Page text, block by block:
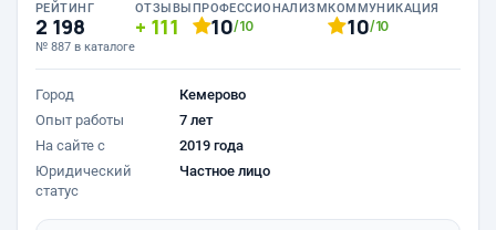
РЕЙТИНГ
2 198
№ 887 в каталоге
ОТЗЫВЫ
111
ПРОФЕССИОНАЛИЗМ
10/10
КОММУНИКАЦИЯ
10/10
Город
Кемерово
Опыт работы
7 лет
На сайте с
2019 года
Юридический
статус
Частное лицо